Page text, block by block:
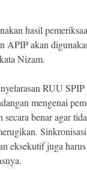
hasil
APIP akan
Nizam.
RUU
mengenai
benar agar
eksekutif juga